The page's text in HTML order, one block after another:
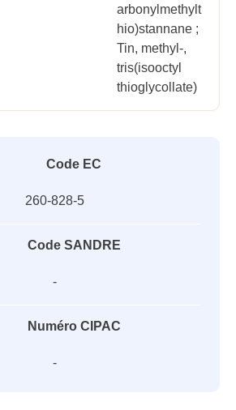
arbonylmethylt
hio)stannane ;
Tin, methyl-,
tris(isooctyl
thioglycollate)
Code EC
260-828-5
Code SANDRE
-
Numéro CIPAC
-